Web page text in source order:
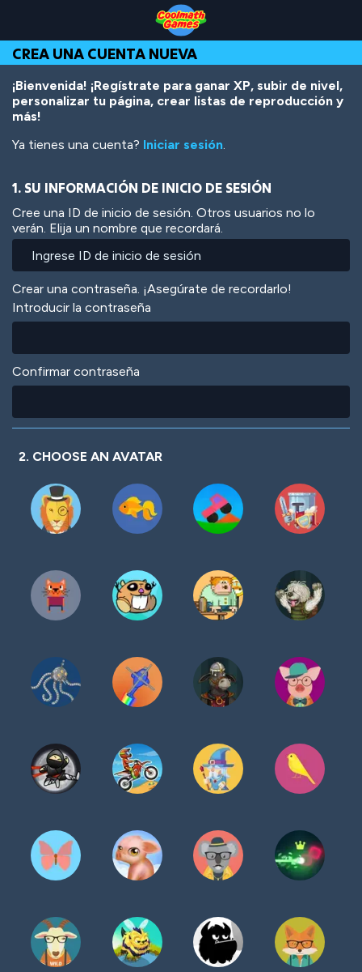
Top
of
Page
Navigation
Main
Content
Footer
contenido
principal
CREA UNA CUENTA NUEVA
¡Bienvenida! ¡Regístrate para ganar XP, subir de nivel,
personalizar tu página, crear listas de reproducción y
más!
Ya tienes una cuenta? Iniciar sesión.
1. SU INFORMACIÓN DE INICIO DE SESIÓN
Cree una ID de inicio de sesión. Otros usuarios no lo
verán. Elija un nombre que recordará.
Crear una contraseña. ¡Asegúrate de recordarlo!
Introducir la contraseña
Confirmar contraseña
2. CHOOSE AN AVATAR